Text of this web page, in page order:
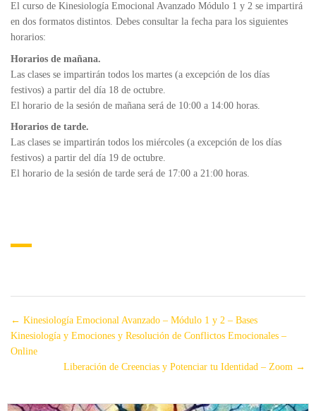
El curso de Kinesiología Emocional Avanzado Módulo 1 y 2 se impartirá
en dos formatos distintos. Debes consultar la fecha para los siguientes
horarios:
Horarios de mañana.
Las clases se impartirán todos los martes (a excepción de los días
festivos) a partir del día 18 de octubre.
El horario de la sesión de mañana será de 10:00 a 14:00 horas.
Horarios de tarde.
Las clases se impartirán todos los miércoles (a excepción de los días
festivos) a partir del día 19 de octubre.
El horario de la sesión de tarde será de 17:00 a 21:00 horas.
Kinesiología Emocional Avanzado – Módulo 1 y 2 – Bases
Kinesiología y Emociones y Resolución de Conflictos Emocionales –
Online
Liberación de Creencias y Potenciar tu Identidad – Zoom